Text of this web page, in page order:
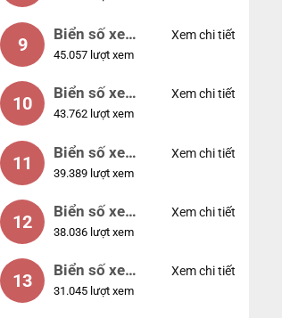
9
Biển số xe
55555
45.057 lượt xem
Xem chi tiết
10
Biển số xe
56789
43.762 lượt xem
Xem chi tiết
11
Biển số xe
01234
39.389 lượt xem
Xem chi tiết
12
Biển số xe
33333
38.036 lượt xem
Xem chi tiết
13
Biển số xe
22222
31.045 lượt xem
Xem chi tiết